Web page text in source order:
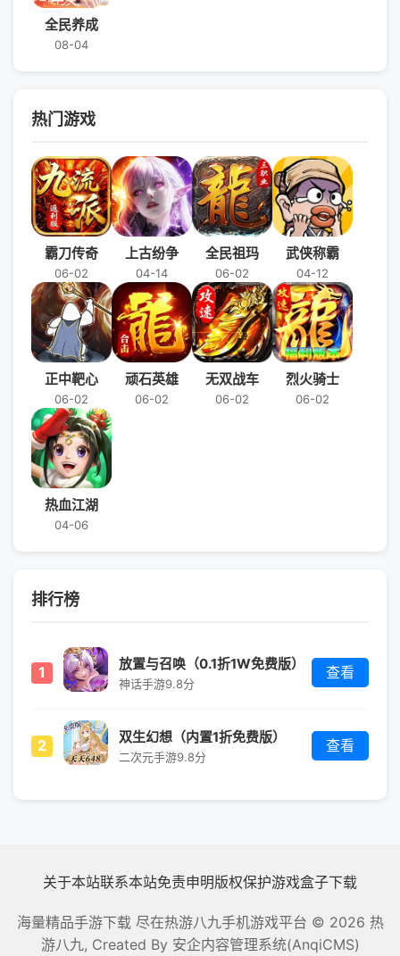
全民养成
08-04
热门游戏
霸刀传奇
06-02
上古纷争
04-14
全民祖玛
06-02
武侠称霸
04-12
正中靶心
06-02
顽石英雄
06-02
无双战车
06-02
烈火骑士
06-02
热血江湖
04-06
排行榜
1 放置与召唤（0.1折1W免费版）
神话手游9.8分
查看
2 双生幻想（内置1折免费版）
二次元手游9.8分
查看
关于本站联系本站免责申明版权保护游戏盒子下载
海量精品手游下载 尽在热游八九手机游戏平台 © 2026 热
游八九, Created By 安企内容管理系统(AnqiCMS)